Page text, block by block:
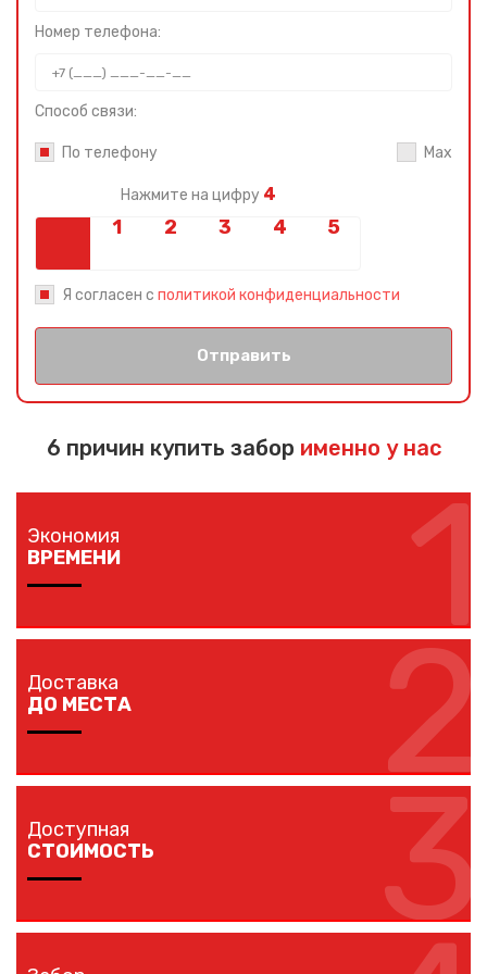
Номер телефона:
Способ связи:
По телефону Max
Нажмите на цифру 4
Я согласен с политикой конфиденциальности
Отправить
6 причин купить забор именно у нас
1
Экономия
ВРЕМЕНИ
зависимости от длины забора, способа монтажа и
наличия ворот и калиток.
2
Доставка
ДО МЕСТА
Мы доставляем комплектующие забора на любой
объект в вашем городе в кратчайшие сроки
собственным транспортом.
3
Доступная
СТОИМОСТЬ
решений по конкурентной цене.